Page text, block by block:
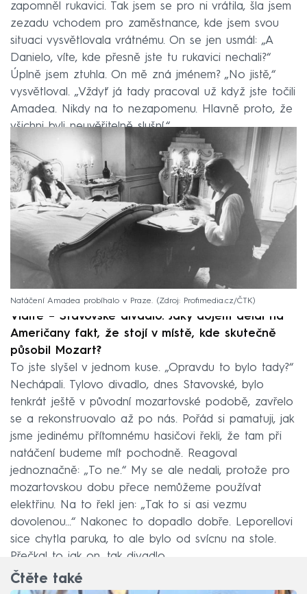
zapomněl rukavici. Tak jsem se pro ni vrátila, šla jsem
zezadu vchodem pro zaměstnance, kde jsem svou
situaci vysvětlovala vrátnému. On se jen usmál: „A
Danielo, víte, kde přesně jste tu rukavici nechali?“
Úplně jsem ztuhla. On mě zná jménem? „No jistě,“
vysvětloval. „Vždyť já tady pracoval už když jste točili
Amadea. Nikdy na to nezapomenu. Hlavně proto, že
všichni byli neuvěřitelně slušní.“
Natáčení Amadea probíhalo v Praze. Zdroj: Profimedia.cz/ČTK
Vidíte – Stavovské divadlo. Jaký dojem dělal na
Američany fakt, že stojí v místě, kde skutečně
působil Mozart?
To jste slyšel v jednom kuse. „Opravdu to bylo tady?“
Nechápali. Tylovo divadlo, dnes Stavovské, bylo
tenkrát ještě v původní mozartovské podobě, zavřelo
se a rekonstruovalo až po nás. Pořád si pamatuji, jak
jsme jedinému přítomnému hasičovi řekli, že tam při
natáčení budeme mít pochodně. Reagoval
jednoznačně: „To ne.“ My se ale nedali, protože pro
mozartovskou dobu přece nemůžeme používat
elektřinu. Na to řekl jen: „Tak to si asi vezmu
dovolenou…“ Nakonec to dopadlo dobře. Leporellovi
sice chytla paruka, to ale bylo od svícnu na stole.
Přečkal to jak on, tak divadlo.
Čtěte také